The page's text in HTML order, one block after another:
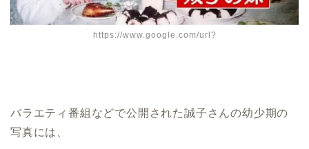
https://www.google.com/url?
バラエティ番組などで公開された誠子さんの幼少期の
写真には、